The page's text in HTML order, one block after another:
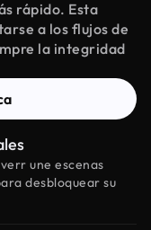
rápido. Esta
a los flujos de
la integridad
une escenas
desbloquear su